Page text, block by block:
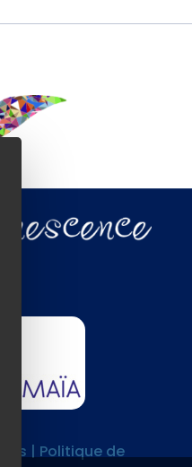
| Politique de